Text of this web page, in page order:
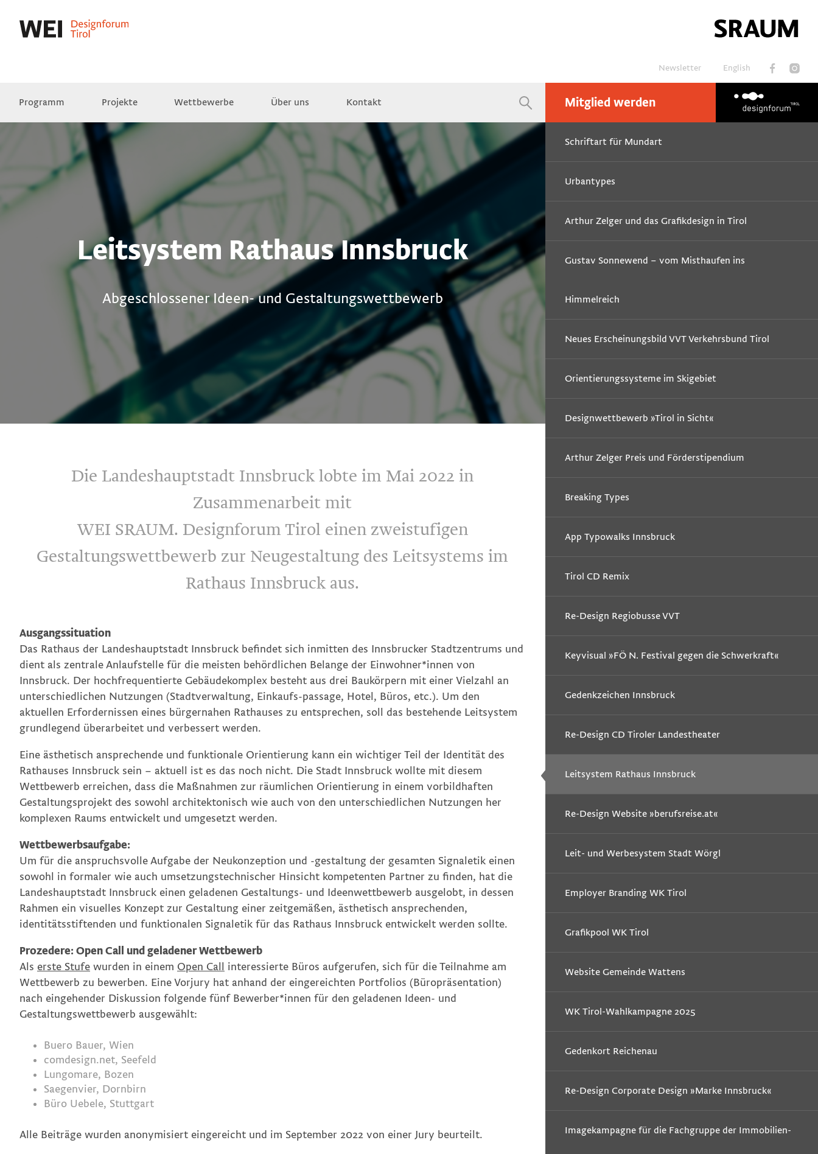
Newsletter English
Programm Projekte Wettbewerbe Über uns Kontakt Mitglied werden
Empfehlungen Jobs Schriftart für Mundart
Urbantypes
Arthur Zelger und das Grafikdesign in Tirol
Gustav Sonnewend – vom Misthaufen ins
Himmelreich
Neues Erscheinungsbild VVT Verkehrsbund Tirol
Orientierungssysteme im Skigebiet
Designwettbewerb »Tirol in Sicht«
Arthur Zelger Preis und Förderstipendium
Breaking Types
App Typowalks Innsbruck
Tirol CD Remix
Re-Design Regiobusse VVT
Keyvisual »FÖ N. Festival gegen die Schwerkraft«
Gedenkzeichen Innsbruck
Re-Design CD Tiroler Landestheater
Leitsystem Rathaus Innsbruck
Re-Design Website »berufsreise.at«
Leit- und Werbesystem Stadt Wörgl
Employer Branding WK Tirol
Grafikpool WK Tirol
Website Gemeinde Wattens
WK Tirol-Wahlkampagne 2025
Gedenkort Reichenau
Re-Design Corporate Design »Marke Innsbruck«
Imagekampagne für die Fachgruppe der Immobilien-
Leitsystem Rathaus Innsbruck
Abgeschlossener Ideen- und Gestaltungswettbewerb
Die Landeshauptstadt Innsbruck lobte im Mai 2022 in
Zusammenarbeit mit
WEI SRAUM. Designforum Tirol einen zweistufigen
Gestaltungswettbewerb zur Neugestaltung des Leitsystems im
Rathaus Innsbruck aus.
Ausgangssituation
Das Rathaus der Landeshauptstadt Innsbruck befindet sich inmitten des Innsbrucker Stadtzentrums und
dient als zentrale Anlaufstelle für die meisten behördlichen Belange der Einwohner*innen von
Innsbruck. Der hochfrequentierte Gebäudekomplex besteht aus drei Baukörpern mit einer Vielzahl an
unterschiedlichen Nutzungen (Stadtverwaltung, Einkaufs-passage, Hotel, Büros, etc.). Um den
aktuellen Erfordernissen eines bürgernahen Rathauses zu entsprechen, soll das bestehende Leitsystem
grundlegend überarbeitet und verbessert werden.
Eine ästhetisch ansprechende und funktionale Orientierung kann ein wichtiger Teil der Identität des
Rathauses Innsbruck sein – aktuell ist es das noch nicht. Die Stadt Innsbruck wollte mit diesem
Wettbewerb erreichen, dass die Maßnahmen zur räumlichen Orientierung in einem vorbildhaften
Gestaltungsprojekt des sowohl architektonisch wie auch von den unterschiedlichen Nutzungen her
komplexen Raums entwickelt und umgesetzt werden.
Wettbewerbsaufgabe:
Um für die anspruchsvolle Aufgabe der Neukonzeption und -gestaltung der gesamten Signaletik einen
sowohl in formaler wie auch umsetzungstechnischer Hinsicht kompetenten Partner zu finden, hat die
Landeshauptstadt Innsbruck einen geladenen Gestaltungs- und Ideenwettbewerb ausgelobt, in dessen
Rahmen ein visuelles Konzept zur Gestaltung einer zeitgemäßen, ästhetisch ansprechenden,
identitätsstiftenden und funktionalen Signaletik für das Rathaus Innsbruck entwickelt werden sollte.
Prozedere: Open Call und geladener Wettbewerb
Als erste Stufewurden in einem Open Call
interessierte Büros aufgerufen, sich für die Teilnahme am
Wettbewerb zu bewerben. Eine Vorjury hat anhand der eingereichten Portfolios (Büropräsentation)
nach eingehender Diskussion folgende fünf Bewerber*innen für den geladenen Ideen- und
Gestaltungswettbewerb ausgewählt:
Buero Bauer, Wien
comdesign.net, Seefeld
Lungomare, Bozen
Saegenvier, Dornbirn
Büro Uebele, Stuttgart
Alle Beiträge wurden anonymisiert eingereicht und im September 2022 von einer Jury beurteilt.